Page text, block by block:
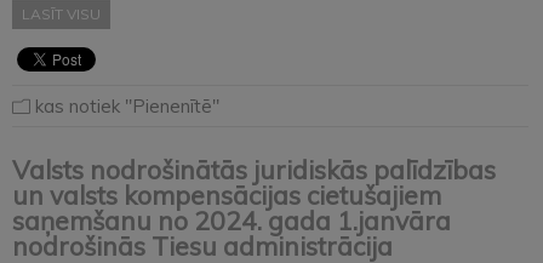
LASĪT VISU
kas notiek "Pienenītē"
Valsts nodrošinātās juridiskās palīdzības
un valsts kompensācijas cietušajiem
saņemšanu no 2024. gada 1.janvāra
nodrošinās Tiesu administrācija